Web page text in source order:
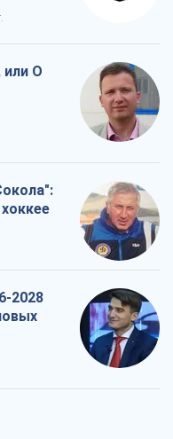
или О
2028